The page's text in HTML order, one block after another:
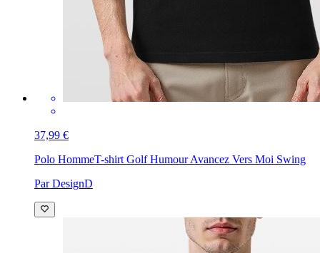
37,99 €
Polo HommeT-shirt Golf Humour Avancez Vers Moi Swing
Par DesignD